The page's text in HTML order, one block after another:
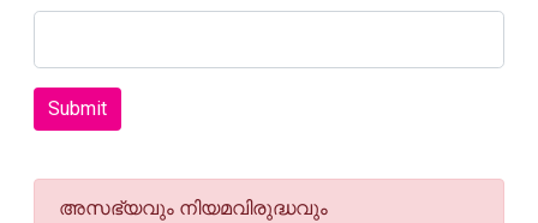
Submit
അസഭ്യവും നിയമവിരുദ്ധവും